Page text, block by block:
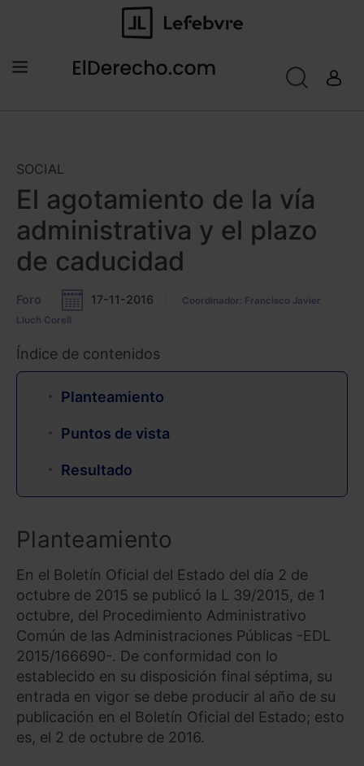
SOCIAL
El agotamiento de la vía
administrativa y el plazo
de caducidad
Foro 17-11-2016
Coordinador: Francisco Javier
Lluch Corell
Índice de contenidos
Planteamiento
Puntos de vista
Resultado
Planteamiento
En el Boletín Oficial del Estado del día 2 de
octubre de 2015 se publicó la L 39/2015, de 1
octubre, del Procedimiento Administrativo
Común de las Administraciones Públicas -EDL
2015/166690-. De conformidad con lo
establecido en su disposición final séptima, su
entrada en vigor se debe producir al año de su
publicación en el Boletín Oficial del Estado; esto
es, el 2 de octubre de 2016.